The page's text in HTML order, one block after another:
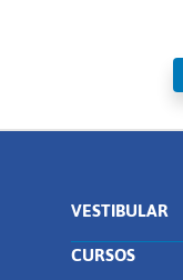
VESTIBULAR
CURSOS